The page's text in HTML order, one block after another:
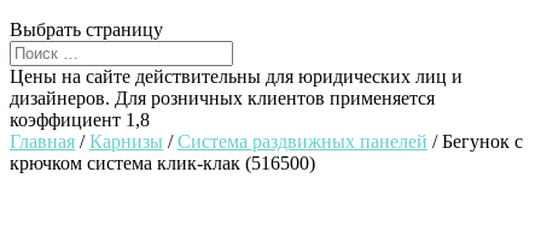
Выбрать страницу
Цены на сайте действительны для юридических лиц и
дизайнеров. Для розничных клиентов применяется
коэффициент 1,8
Главная /Карнизы /Система раздвижных панелей / Бегунок с
крючком система клик-клак (516500)